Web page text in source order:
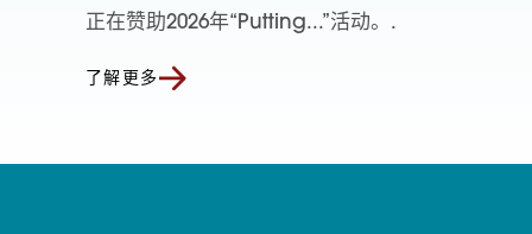
正在赞助2026年“Putting...”活动。.
了解更多